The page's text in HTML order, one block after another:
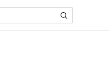
Search